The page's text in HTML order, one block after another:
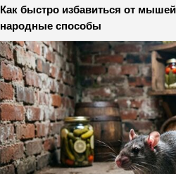
Как быстро избавиться от
народные способы